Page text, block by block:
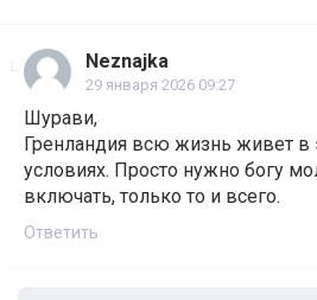
Neznajka
29 января 2026 09:27
Шурави,
Гренландия всю жизнь живет в
условиях. Просто нужно богу
включать, только то и всего.
Ответить